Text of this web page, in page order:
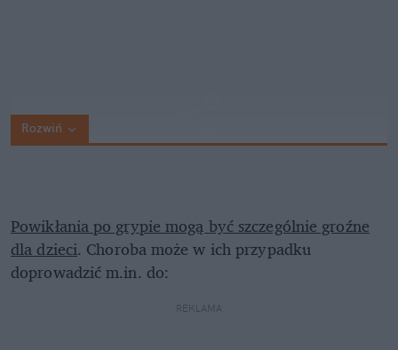
Rozwiń
Powikłania po grypie mogą być szczególnie groźne
dla dzieci. Choroba może w ich przypadku
doprowadzić m.in. do:
REKLAMA